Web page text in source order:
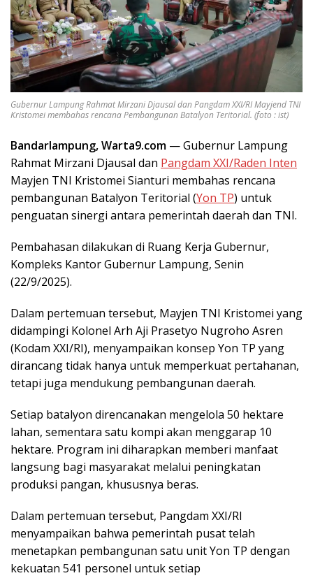
Gubernur Lampung Rahmat Mirzani Djausal dan Pangdam XXI/RI Mayjend TNI
Kristomei membahas rencana Pembangunan Batalyon Teritorial. (foto : ist)
Bandarlampung, Warta9.com — Gubernur Lampung
Rahmat Mirzani Djausal dan Pangdam XXI/Raden Inten
Mayjen TNI Kristomei Sianturi membahas rencana
pembangunan Batalyon Teritorial (Yon TP) untuk
penguatan sinergi antara pemerintah daerah dan TNI.
Pembahasan dilakukan di Ruang Kerja Gubernur,
Kompleks Kantor Gubernur Lampung, Senin
(22/9/2025).
Dalam pertemuan tersebut, Mayjen TNI Kristomei yang
didampingi Kolonel Arh Aji Prasetyo Nugroho Asren
(Kodam XXI/RI), menyampaikan konsep Yon TP yang
dirancang tidak hanya untuk memperkuat pertahanan,
tetapi juga mendukung pembangunan daerah.
Setiap batalyon direncanakan mengelola 50 hektare
lahan, sementara satu kompi akan menggarap 10
hektare. Program ini diharapkan memberi manfaat
langsung bagi masyarakat melalui peningkatan
produksi pangan, khususnya beras.
Dalam pertemuan tersebut, Pangdam XXI/RI
menyampaikan bahwa pemerintah pusat telah
menetapkan pembangunan satu unit Yon TP dengan
kekuatan 541 personel untuk setiap